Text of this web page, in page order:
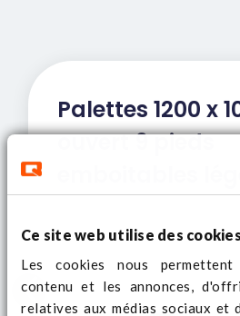
Ce site web utilise des cookies.
Les cookies nous
contenu et les annonces,
relatives aux médias sociaux et
Palettes 1200 x
ouvert 9 pieds